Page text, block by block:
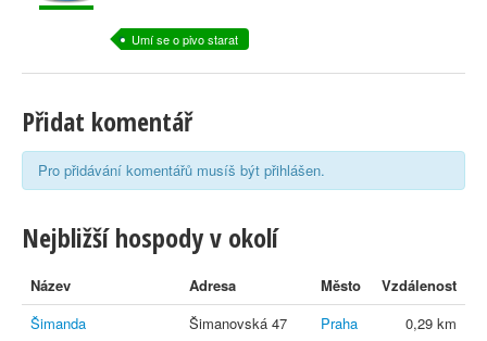
Umí se o pivo starat
Přidat komentář
Pro přidávání komentářů musíš být přihlášen.
Nejbližší hospody v okolí
Název Adresa Město
Vzdálenost
Šimanda
Šimanovská 47 Praha
0,29 km